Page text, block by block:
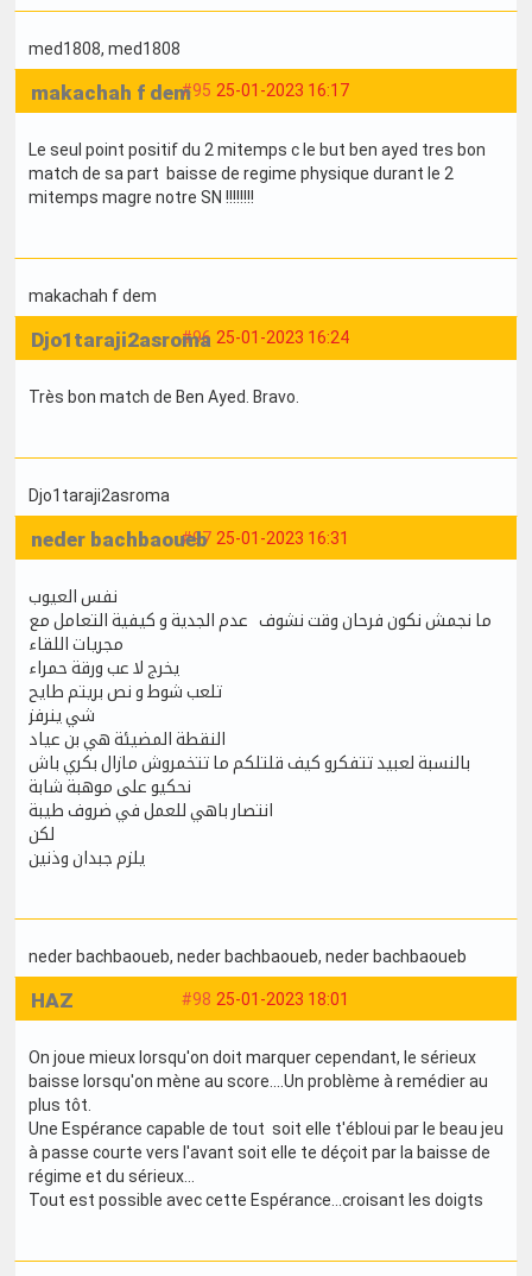
med1808, med1808
#95 25-01-2023 16:17
makachah f dem
Le seul point positif du 2 mitemps c le but ben ayed tres bon
match de sa part baisse de regime physique durant le 2
mitemps magre notre SN !!!!!!!!
makachah f dem
#96 25-01-2023 16:24
Djo1taraji2asroma
Très bon match de Ben Ayed. Bravo.
Djo1taraji2asroma
#97 25-01-2023 16:31
neder bachbaoueb
نفس العيوب
ما نجمش نكون فرحان وقت نشوف عدم الجدية و كيفية التعامل مع
مجريات اللقاء
يخرج لا عب ورقة حمراء
تلعب شوط و نص بريتم طايح
شي ينرفز
النقطة المضيئة هي بن عياد
بالنسبة لعبيد تتفكرو كيف قلتلكم ما تتخمروش مازال بكري باش
نحكيو على موهبة شابة
انتصار باهي للعمل في ضروف طيبة
لكن
يلزم جبدان وذنين
neder bachbaoueb, neder bachbaoueb, neder bachbaoueb
#98 25-01-2023 18:01
HAZ
On joue mieux lorsqu'on doit marquer cependant, le sérieux
baisse lorsqu'on mène au score....Un problème à remédier au
plus tôt.
Une Espérance capable de tout soit elle t'ébloui par le beau jeu
à passe courte vers l'avant soit elle te déçoit par la baisse de
régime et du sérieux...
Tout est possible avec cette Espérance...croisant les doigts